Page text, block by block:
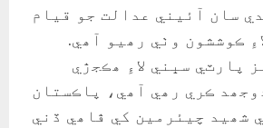
سان آئيني عدالت جو قيام
ڪوششون وٺي رھيو آھي.
پارٽي سڀني لاءِ ھڪجڙي
ڪري رھي آھي، پاڪستان
شھيد چيئرمين کي ڦاھي ڏني